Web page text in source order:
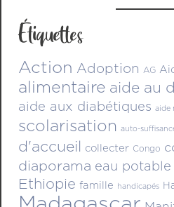
Étiquettes
Action Adoption AG
alimentaire aide au
aide aux diabétiques aide
scolarisation auto-
d'accueil collecter Congo
diaporama eau potable
Ethiopie famille handicapés